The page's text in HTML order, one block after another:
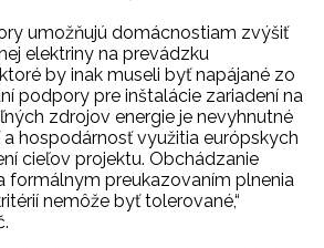
umožňujú domácnostiam zvýšiť
elektriny na prevádzku
by inak museli byť napájané zo
podpory pre inštalácie zariadení na
zdrojov energie je nevyhnutné
hospodárnosť využitia európskych
cieľov projektu. Obchádzanie
formálnym preukazovaním plnenia
nemôže byť tolerované,“